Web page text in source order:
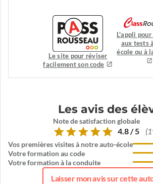
Le site pour réviser
facilement son code
L'appli
aux tests
école ou à
Les avis des
Note de satisfaction globale
4.8 / 5
Vos premières visites à notre auto-école
Votre formation au code
Votre formation à la conduite
Laisser mon avis sur cette